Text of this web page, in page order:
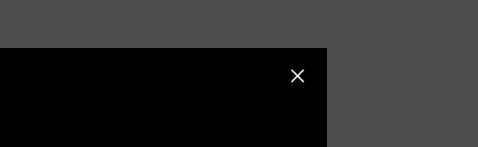
Cerrar barra lateral